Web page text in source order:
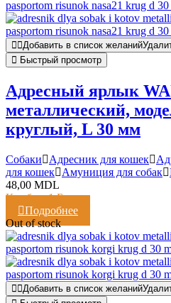
Добавить в список желаний
Быстрый просмотр
Адресный ярлык
металлический,
круглый, L 30 мм
Cобаки Адресник для кошек
для кошек
Амуниция для собак
48,00 MDL
Кешбэк:1 Балл
Подробнее
Out of stock
Добавить в список желаний